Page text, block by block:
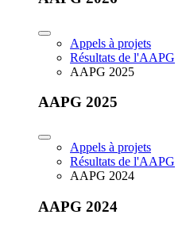
Appels à projets
Résultats de l'AAPG
AAPG 2025
AAPG 2025
Appels à projets
Résultats de l'AAPG
AAPG 2024
AAPG 2024